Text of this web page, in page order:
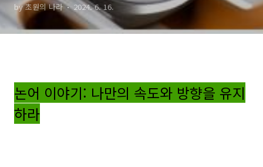
by 초원의 나라 2024. 6. 16.
논어 이야기: 나만의 속도와 방향을 유지
하라